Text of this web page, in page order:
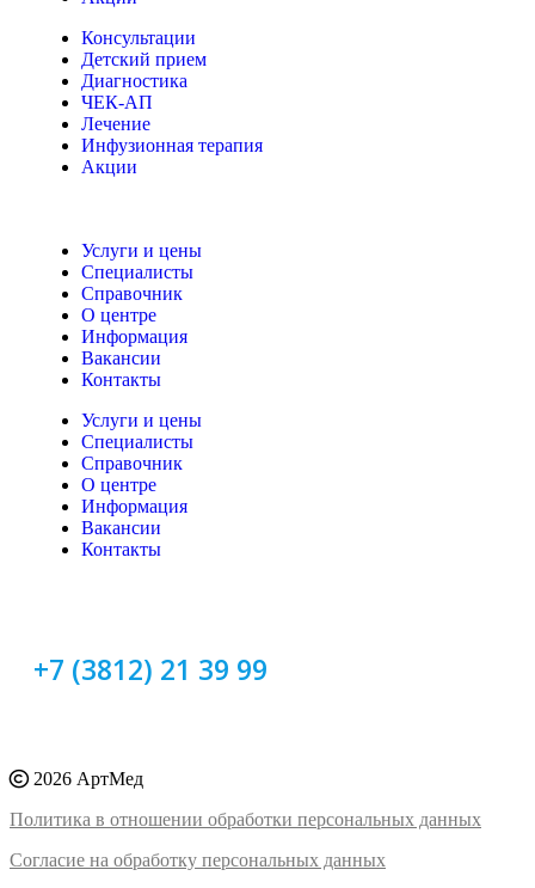
Консультации
Детский прием
Диагностика
ЧЕК-АП
Лечение
Инфузионная терапия
Акции
Услуги и цены
Специалисты
Справочник
О центре
Информация
Вакансии
Контакты
Услуги и цены
Специалисты
Справочник
О центре
Информация
Вакансии
Контакты
+7 (3812) 21 39 99
2026 АртМед
Политика в отношении обработки персональных данных
Согласие на обработку персональных данных